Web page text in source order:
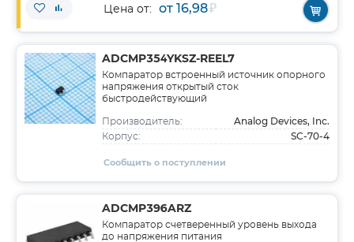
Цена от: от 16,98₽
ADCMP354YKSZ-REEL7
Компаратор встроенный источник опорного
напряжения открытый сток
быстродействующий
Производитель: Analog Devices, Inc.
Корпус: SC-70-4
Сообщить о поступлении
ADCMP396ARZ
Компаратор счетверенный уровень выхода
до напряжения питания